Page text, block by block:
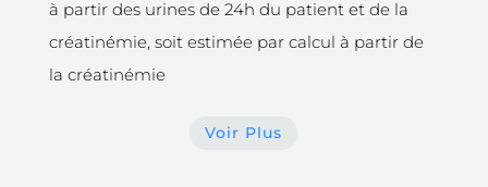
à partir des urines de 24h du patient et de la
créatinémie, soit estimée par calcul à partir de
la créatinémie
Voir Plus